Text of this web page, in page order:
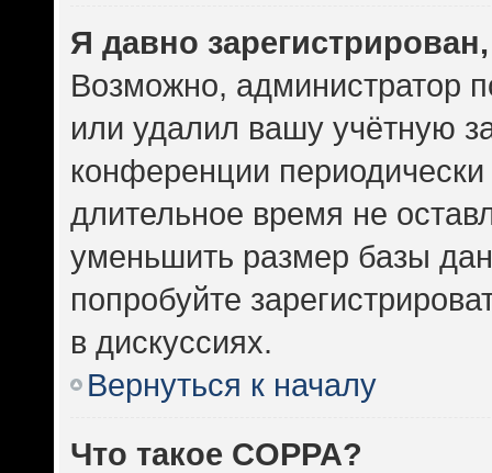
Я давно
Возможно, администратор
или удалил вашу учётную
конференции
длительное время не
уменьшить размер базы
попробуйте
в дискуссиях.
Вернуться к началу
Что такое COPPA?